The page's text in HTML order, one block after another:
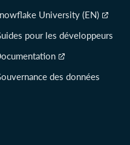
University (EN)
pour les développeurs
des données